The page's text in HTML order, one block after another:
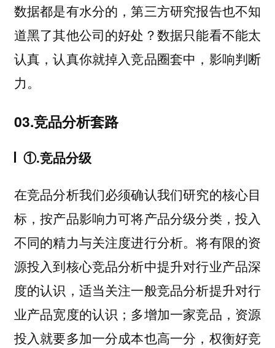
数据都是有水分的，第三方研究报告也不知
道黑了其他公司的好处？数据只能看不能太
认真，认真你就掉入竞品圈套中，影响判断
力。
03.竞品分析套路
①.竞品分级
在竞品分析我们必须确认我们研究的核心目
标，按产品影响力可将产品分级分类，投入
不同的精力与关注度进行分析。将有限的资
源投入到核心竞品分析中提升对行业产品深
度的认识，适当关注一般竞品分析提升对行
业产品宽度的认识；多增加一家竞品，资源
投入就要多加一分成本也高一分，权衡好竞